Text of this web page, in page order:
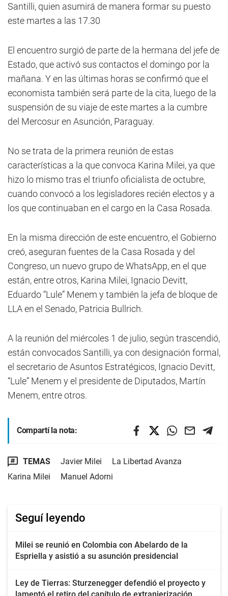
Santilli, quien asumirá de manera formar su puesto
este martes a las 17.30
El encuentro surgió de parte de la hermana del jefe de
Estado, que activó sus contactos el domingo por la
mañana. Y en las últimas horas se confirmó que el
economista también será parte de la cita, luego de la
suspensión de su viaje de este martes a la cumbre
del Mercosur en Asunción, Paraguay.
No se trata de la primera reunión de estas
características a la que convoca Karina Milei, ya que
hizo lo mismo tras el triunfo oficialista de octubre,
cuando convocó a los legisladores recién electos y a
los que continuaban en el cargo en la Casa Rosada.
En la misma dirección de este encuentro, el Gobierno
creó, aseguran fuentes de la Casa Rosada y del
Congreso, un nuevo grupo de WhatsApp, en el que
están, entre otros, Karina Milei, Ignacio Devitt,
Eduardo “Lule” Menem y también la jefa de bloque de
LLA en el Senado, Patricia Bullrich.
A la reunión del miércoles 1 de julio, según trascendió,
están convocados Santilli, ya con designación formal,
el secretario de Asuntos Estratégicos, Ignacio Devitt,
“Lule” Menem y el presidente de Diputados, Martín
Menem, entre otros.
Compartí la nota:
TEMAS Javier Milei
La Libertad Avanza
Karina Milei
Manuel Adorni
Seguí leyendo
Milei se reunió en Colombia con Abelardo de la
Espriella y asistió a su asunción presidencial
Ley de Tierras: Sturzenegger defendió el proyecto y